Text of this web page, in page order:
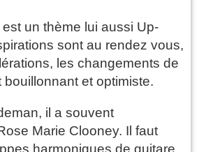
est un thème lui aussi Up-
sont au rendez vous,
les changements de
bouillonnant et optimiste.
il a souvent
Marie Clooney. Il faut
harmoniques de guitare